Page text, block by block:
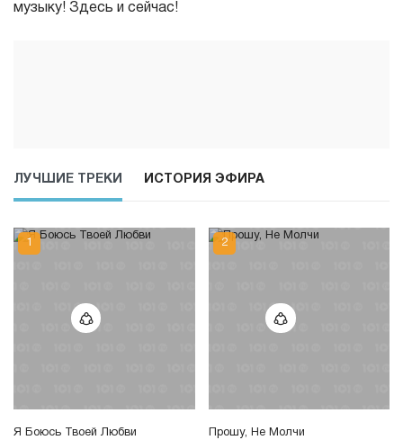
музыку! Здесь и сейчас!
ЛУЧШИЕ ТРЕКИ ИСТОРИЯ ЭФИРА
Я Боюсь Твоей Любви
Прошу, Не Молчи